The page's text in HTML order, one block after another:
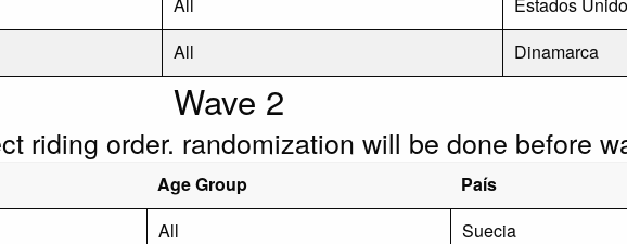
All Dinamarca
Wave 2
riding order. randomization will be done before
Age Group
País
All
Suecia